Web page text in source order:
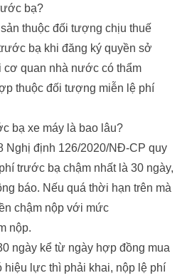
bạ?
thuộc đối tượng chịu thuế
bạ khi đăng ký quyền sở
quan nhà nước có thẩm
thuộc đối tượng miễn lệ phí
bạ xe máy là bao lâu?
Nghị định 126/2020/NĐ-CP quy
trước bạ chậm nhất là 30 ngày,
báo. Nếu quá thời hạn trên mà
chậm nộp với mức
nộp.
ngày kể từ ngày hợp đồng mua
hiệu lực thì phải khai, nộp lệ phí